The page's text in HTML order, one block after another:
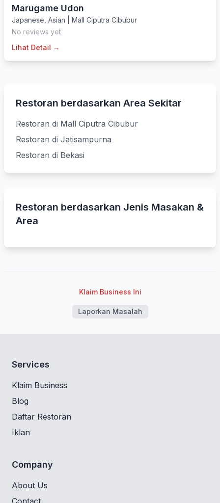
Marugame Udon
Japanese Asian
Mall Ciputra Cibubur
No reviews yet
Lihat Detail →
Restoran berdasarkan Area Sekitar
Restoran di Mall Ciputra Cibubur
Restoran di Jatisampurna
Restoran di Bekasi
Restoran berdasarkan Jenis Masakan &
Area
Klaim Business Ini
Laporkan Masalah
Services
Klaim Business
Blog
Daftar Restoran
Iklan
Company
About Us
Contact